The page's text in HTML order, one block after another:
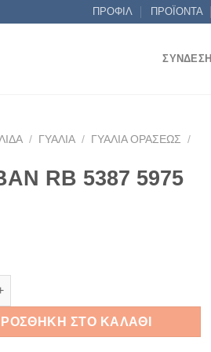
ΠΡΟΦΙΛ ΠΡΟΪΟΝΤΑ
ΣΎΝΔΕΣΗ
/ ΓΥΑΛΙΆ / ΓΥΑΛΙΆ ΟΡΆΣΕΩΣ
/
RB 5387 5975
5387 5975 52 ποσότητα
ΣΤΟ ΚΑΛΆΘΙ